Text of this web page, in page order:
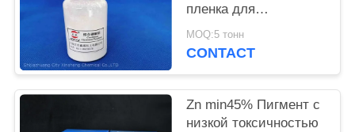
пленка для
предотвращения
коррозии металлов и
MOQ:5 тонн
CONTACT
Zn min45% Пигмент с
низкой токсичностью